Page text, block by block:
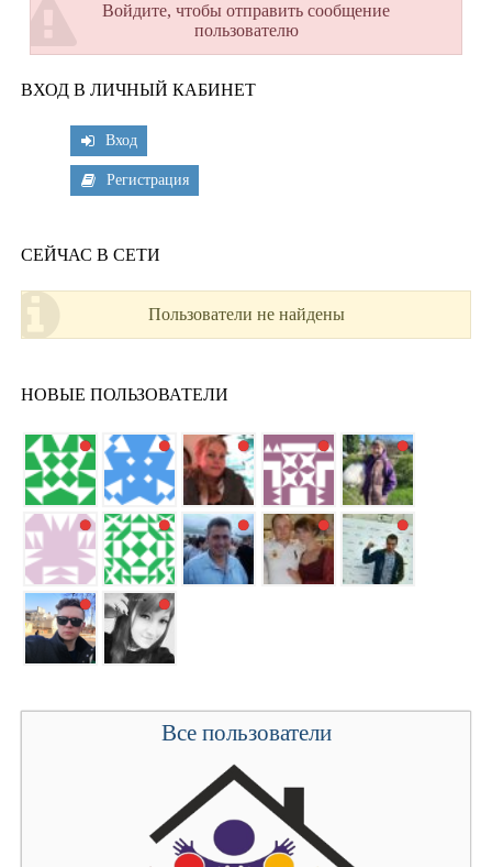
Войдите, чтобы отправить сообщение
пользователю
ВХОД В ЛИЧНЫЙ КАБИНЕТ
Вход
Регистрация
СЕЙЧАС В СЕТИ
Пользователи не найдены
НОВЫЕ ПОЛЬЗОВАТЕЛИ
Все пользователи